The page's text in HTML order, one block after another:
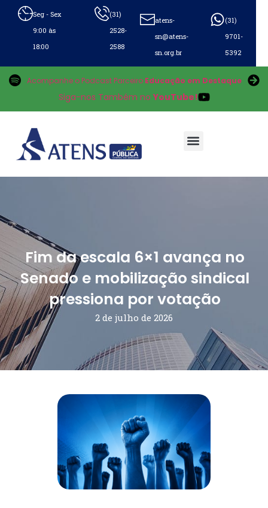
Seg - Sex
9:00 às
18:00
(31)
2528-
2588
atens-
sn@atens-
sn.org.br
(31)
9701-
5392
Acompanhe o Podcast Parceiro Educação em Destaque
Siga-nos Também no YouTube!
Fim da escala 6×1 avança no
Senado e mobilização sindical
pressiona por votação
2 de julho de 2026